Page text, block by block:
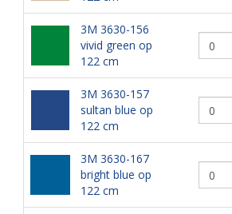
3M 3630-156
vivid green op
122 cm
3M 3630-157
sultan blue op
122 cm
3M 3630-167
bright blue op
122 cm